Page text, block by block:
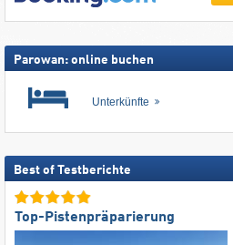
Parowan: online buchen
Unterkünfte
Best of Testberichte
Top-Pistenpräparierung